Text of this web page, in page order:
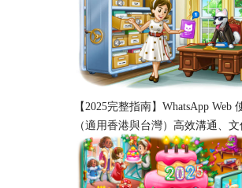
【2025完整指南】WhatsApp Web
（適用香港與台灣）高效溝通、
與工作協作必備！